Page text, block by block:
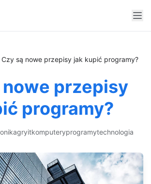
Czy są nowe przepisy jak kupić programy?
nowe przepisy
programy?
gryitkomputeryprogramytechnologia